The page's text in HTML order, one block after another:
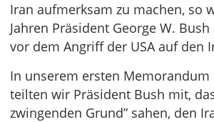
Iran aufmerksam zu machen, so
Jahren Präsident George W.
vor dem Angriff der USA auf den
In unserem ersten Memorandum
teilten wir Präsident Bush mit,
zwingenden Grund” sahen, den